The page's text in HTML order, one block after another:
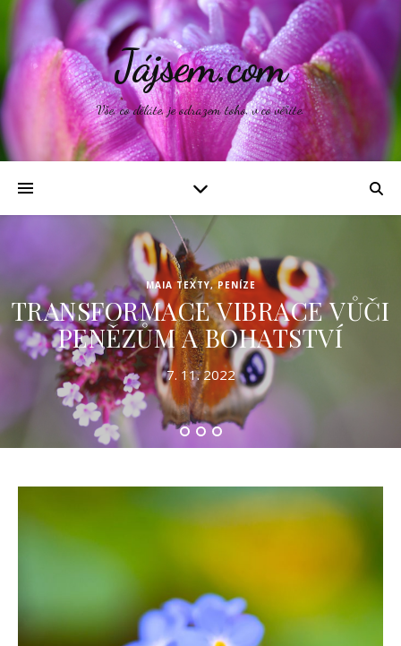
Jájsem.com
Vše, co děláte, je odrazem toho, v co věříte.
MAIA TEXTY,PENÍZE
TRANSFORMACE VIBRACE VŮČI
PENĚZŮM A BOHATSTVÍ
7. 11. 2022